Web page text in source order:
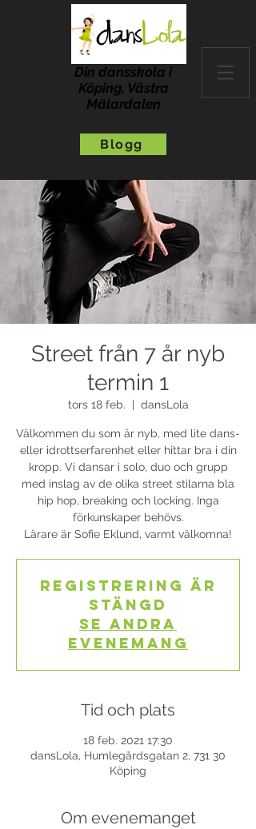
Din dansskola i
Köping, Västra
Mälardalen
Blogg
Street från 7 år nyb
termin 1
tors 18 feb. dansLola
Välkommen du som är nyb, med lite dans-
eller idrottserfarenhet eller hittar bra i din
kropp. Vi dansar i solo, duo och grupp
med inslag av de olika street stilarna bla
hip hop, breaking och locking. Inga
förkunskaper behövs.
Lärare är Sofie Eklund, varmt välkomna!
Registrering är
stängd
Se andra
evenemang
Tid och plats
18 feb. 2021 17:30
dansLola, Humlegårdsgatan 2, 731 30
Köping
Om evenemanget